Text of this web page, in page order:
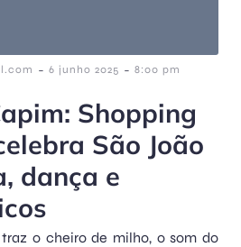
- 6 junho 2025 - 8:00 pm
Shopping
São João
dança e
o cheiro de milho, o som do